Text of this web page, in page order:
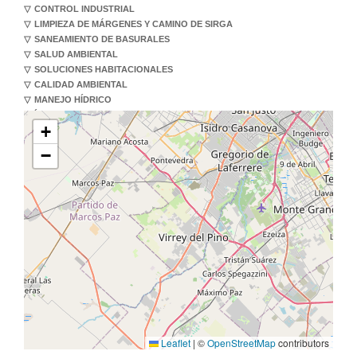
CONTROL INDUSTRIAL
LIMPIEZA DE MÁRGENES Y CAMINO DE SIRGA
SANEAMIENTO DE BASURALES
SALUD AMBIENTAL
SOLUCIONES HABITACIONALES
CALIDAD AMBIENTAL
MANEJO HÍDRICO
ÍNDICES DE CONTEXTO
+
−
Leaflet | ©OpenStreetMapcontributors